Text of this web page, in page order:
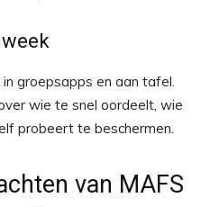
groepsapps en aan tafel.
wie te snel oordeelt, wie
probeert te beschermen.
van MAFS